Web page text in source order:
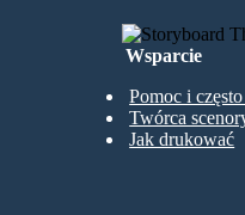
Wsparcie
Pomoc i
Twórca
Jak drukować